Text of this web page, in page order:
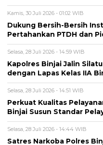
Kamis, 30 Juli 2026 - 01:02 WIB
Dukung Bersih-Bersih
Pertahankan PTDH dan
Selasa, 28 Juli 2026 - 14:59 WIB
Kapolres Binjai Jalin
dengan Lapas Kelas IIA
Selasa, 28 Juli 2026 - 14:51 WIB
Perkuat Kualitas
Binjai Susun Standar
Selasa, 28 Juli 2026 - 14:44 WIB
Satres Narkoba Polres